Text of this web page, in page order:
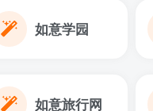
如意学园
如意旅行网